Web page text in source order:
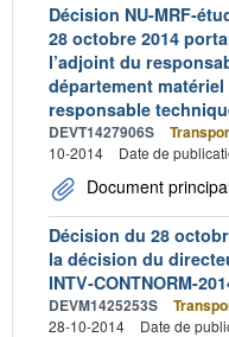
Décision NU-MRF-
28 octobre 2014
l’adjoint du
département
responsable
DEVT1427906S
10-2014
Date de
Document
Décision du 28
la décision du
INTV-CONTNORM-
DEVM1425253S
28-10-2014
Date de